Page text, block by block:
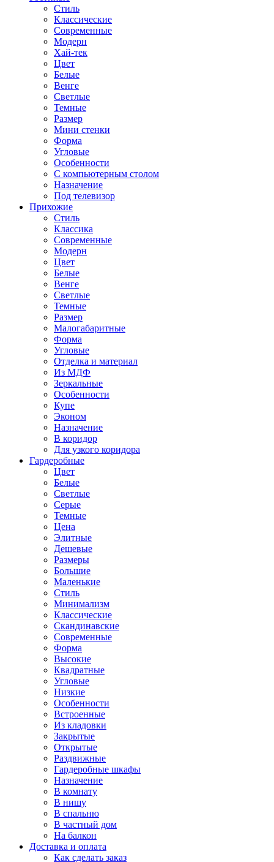
Стиль
Классические
Современные
Модерн
Хай-тек
Цвет
Белые
Венге
Светлые
Темные
Размер
Мини стенки
Форма
Угловые
Особенности
С компьютерным столом
Назначение
Под телевизор
Прихожие
Стиль
Классика
Современные
Модерн
Цвет
Белые
Венге
Светлые
Темные
Размер
Малогабаритные
Форма
Угловые
Отделка и материал
Из МДФ
Зеркальные
Особенности
Купе
Эконом
Назначение
В коридор
Для узкого коридора
Гардеробные
Цвет
Белые
Светлые
Серые
Темные
Цена
Элитные
Дешевые
Размеры
Большие
Маленькие
Стиль
Минимализм
Классические
Скандинавские
Современные
Форма
Высокие
Квадратные
Угловые
Низкие
Особенности
Встроенные
Из кладовки
Закрытые
Открытые
Раздвижные
Гардеробные шкафы
Назначение
В комнату
В нишу
В спальню
В частный дом
На балкон
Доставка и оплата
Как сделать заказ